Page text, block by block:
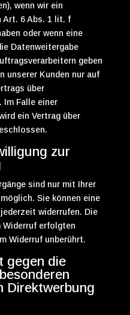
wenn wir ein
Art. 6 Abs. 1 lit. f
oder wenn eine
Datenweitergabe
geben
unserer Kunden nur auf
über
Im Falle einer
ein Vertrag über
zur
sind nur mit Ihrer
Sie können eine
widerrufen. Die
erfolgten
Widerruf unberührt.
gegen die
Direktwerbung